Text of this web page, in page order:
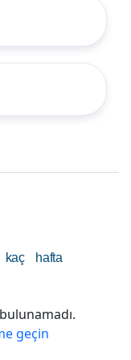
kaç hafta
geçin